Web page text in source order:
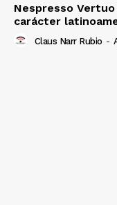
Nespresso
carácter
Claus Narr Rubio -